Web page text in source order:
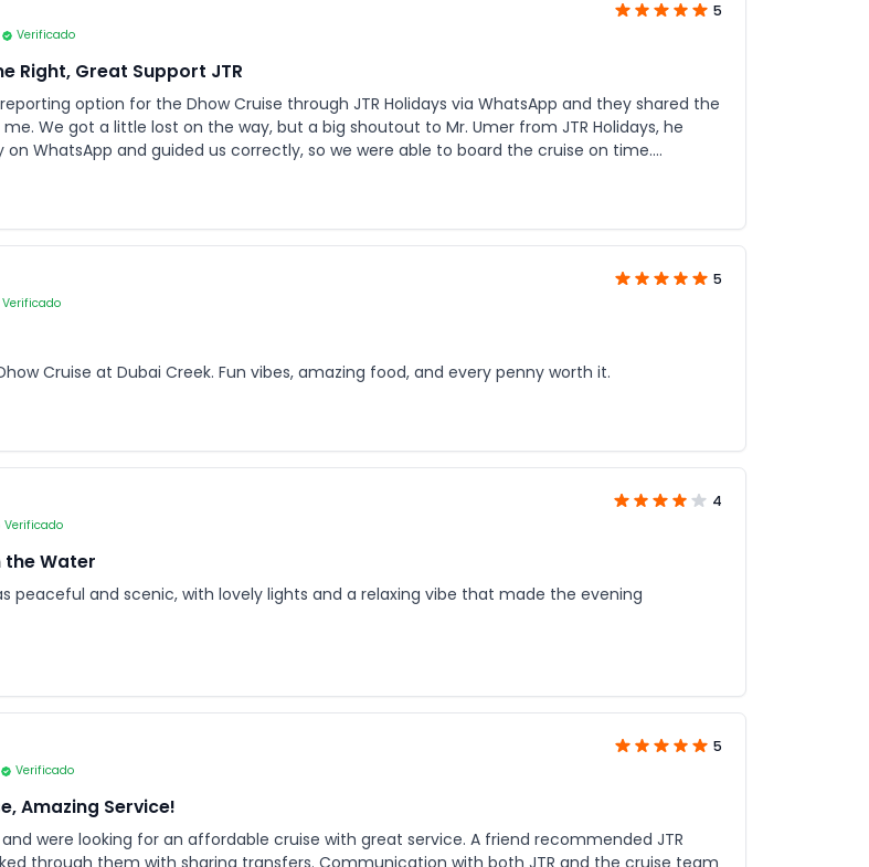
Verificado
5
Right, Great Support JTR
option for the Dhow Cruise through JTR Holidays via WhatsApp and they shared the
We got a little lost on the way, but a big shoutout to Mr. Umer from JTR Holidays, he
WhatsApp and guided us correctly, so we were able to board the cruise on time.
Verificado
5
Cruise at Dubai Creek. Fun vibes, amazing food, and every penny worth it.
Verificado
4
the Water
peaceful and scenic, with lovely lights and a relaxing vibe that made the evening
Verificado
5
Amazing Service!
were looking for an affordable cruise with great service. A friend recommended JTR